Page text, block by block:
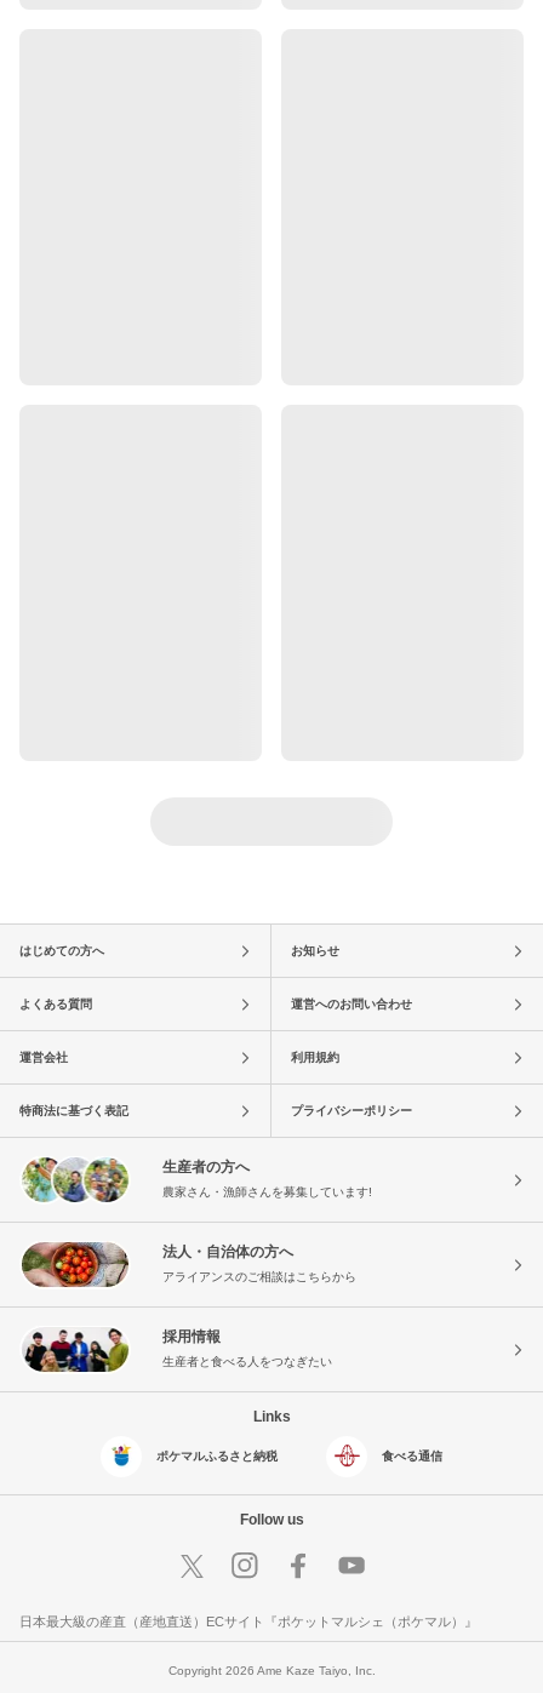
はじめての方へ お知らせ
よくある質問 運営へのお問い合わせ
運営会社 利用規約
特商法に基づく表記 プライバシーポリシー
生産者の方へ
農家さん・漁師さんを募集しています!
法人・自治体の方へ
アライアンスのご相談はこちらから
採用情報
生産者と食べる人をつなぎたい
Links
ポケマルふるさと納税 食べる通信
Follow us
日本最大級の産直（産地直送）ECサイト『ポケットマルシェ（ポケマル）』
Copyright 2026 Ame Kaze Taiyo, Inc.